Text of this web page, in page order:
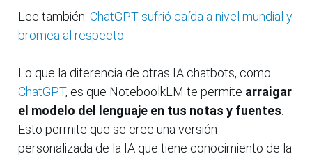
Lee también: ChatGPT sufrió caída a nivel mundial y
bromea al respecto
Lo que la diferencia de otras IA chatbots, como
ChatGPT, es que NoteboolkLM te permite arraigar
el modelo del lenguaje en tus notas y fuentes
Esto permite que se cree una versión
personalizada de la IA que tiene conocimiento de la